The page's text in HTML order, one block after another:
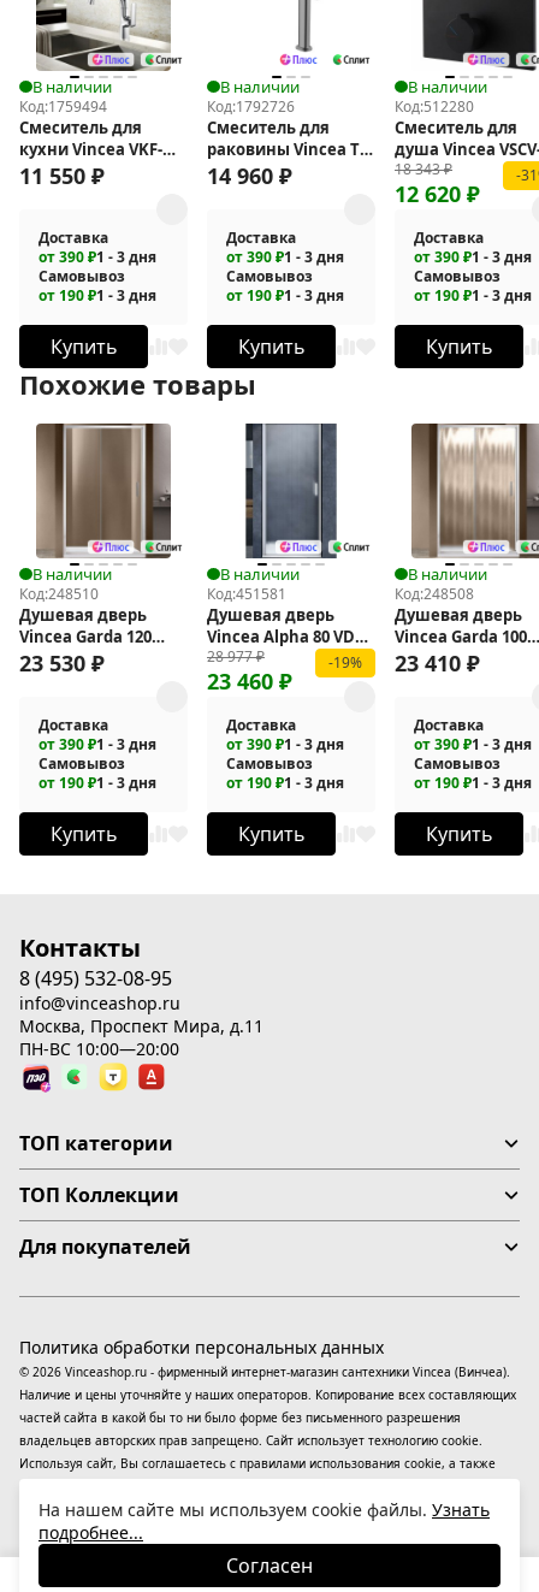
В наличии
Код:1759494
Смеситель для
кухни Vincea VKF-
115CH
11 550 ₽
Доставка
от 390 ₽1 - 3 дня
Самовывоз
от 190 ₽1 - 3 дня
Купить
В наличии
Код:1792726
Смеситель для
раковины Vincea ТГ
(TG) VBF-5TG2GM
14 960 ₽
Доставка
от 390 ₽1 - 3 дня
Самовывоз
от 190 ₽1 - 3 дня
Купить
В наличии
Код:512280
Смеситель для
душа Vincea
421MB
18 343₽
12 620 ₽
-
Доставка
от 390 ₽1 - 3 дня
Самовывоз
от 190 ₽1 - 3 дня
Купить
Похожие товары
В наличии
Код:248510
Душевая дверь
Vincea Garda 120
VDS-1G120CL
23 530 ₽
Доставка
от 390 ₽1 - 3 дня
Самовывоз
от 190 ₽1 - 3 дня
Купить
В наличии
Код:451581
Душевая дверь
Vincea Alpha 80 VDP-
3AL800MT
28 977₽
23 460 ₽
-19%
Доставка
от 390 ₽1 - 3 дня
Самовывоз
от 190 ₽1 - 3 дня
Купить
В наличии
Код:248508
Душевая дверь
Vincea Garda 100
VDS-1G100CH
23 410 ₽
Доставка
от 390 ₽1 - 3 дня
Самовывоз
от 190 ₽1 - 3 дня
Купить
Контакты
8 (495) 532-08-95
info@vinceashop.ru
Москва, Проспект Мира, д.11
ПН-ВС 10:00—20:00
ТОП категории
ТОП Коллекции
Для покупателей
© 2026 Vinceashop.ru - фирменный интернет-магазин сантехники Vincea (Винчеа).
Наличие и цены уточняйте у наших операторов. Копирование всех составляющих
частей сайта в какой бы то ни было форме без письменного разрешения
владельцев авторских прав запрещено. Сайт использует технологию cookie.
Используя сайт, Вы соглашаетесь с правилами использования cookie, а также
применяютсярекомендательные технологии(информационные технологии
предоставления информации на основе сбора, систематизации и анализа
сведений, относящихся к предпочтениям пользователей сети «Интернет»,
находящихся на территории Российской Федерации).
Политика обработки персональных данных
На нашем сайте мы используем cookie файлы. Узнать
подробнее...
Согласен